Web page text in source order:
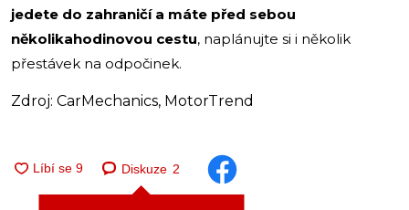
jedete do zahraničí a máte před sebou
několikahodinovou cestu, naplánujte si i několik
přestávek na odpočinek.
Zdroj: CarMechanics, MotorTrend
Diskuze 2